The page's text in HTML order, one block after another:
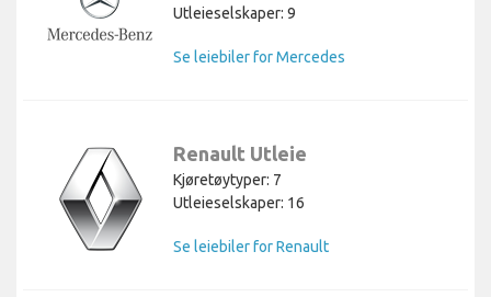
Utleieselskaper: 9
Se leiebiler for Mercedes
Renault Utleie
Kjøretøytyper: 7
Utleieselskaper: 16
Se leiebiler for Renault